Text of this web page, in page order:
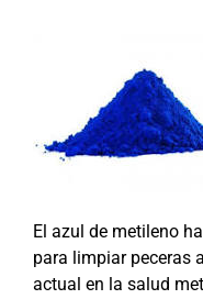
El azul de metileno
para limpiar peceras
actual en la salud